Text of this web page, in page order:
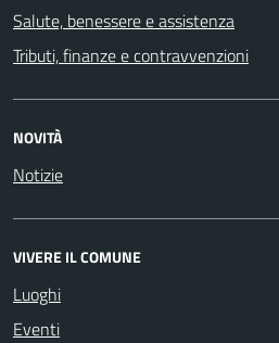
Salute, benessere e assistenza
Tributi, finanze e contravvenzioni
NOVITÀ
Notizie
VIVERE IL COMUNE
Luoghi
Eventi